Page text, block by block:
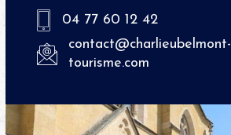
04 77 60 12 42
contact@charlieubelmont-
tourisme.com